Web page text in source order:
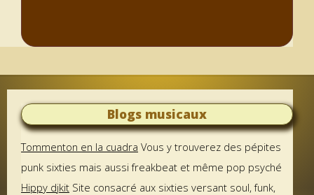
Blogs musicaux
Tommenton en la cuadra Vous y trouverez des pépites
punk sixties mais aussi freakbeat et même pop psyché
Hippy djkit Site consacré aux sixties versant soul, funk,